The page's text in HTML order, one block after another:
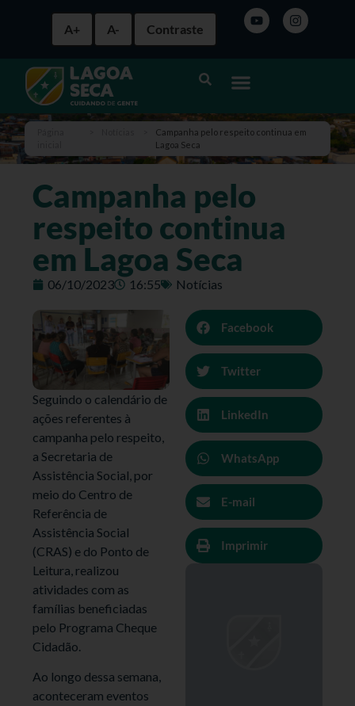
A+ A- Contraste
Campanha pelo respeito continua em
Lagoa Seca
Campanha pelo
respeito continua
em Lagoa Seca
06/10/2023 16:55 Notícias
Seguindo o calendário de
ações referentes à
campanha pelo respeito,
a Secretaria de
Assistência Social, por
meio do Centro de
Referência de
Assistência Social
(CRAS) e do Ponto de
Leitura, realizou
atividades com as
famílias beneficiadas
pelo Programa Cheque
Cidadão.
Ao longo dessa semana,
aconteceram eventos
Facebook
Twitter
LinkedIn
WhatsApp
E-mail
Imprimir